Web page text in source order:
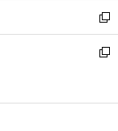
く
で
開
く
ド
ウ
で
ィ
ン
ド
開
新
し
い
ン
新
ウ